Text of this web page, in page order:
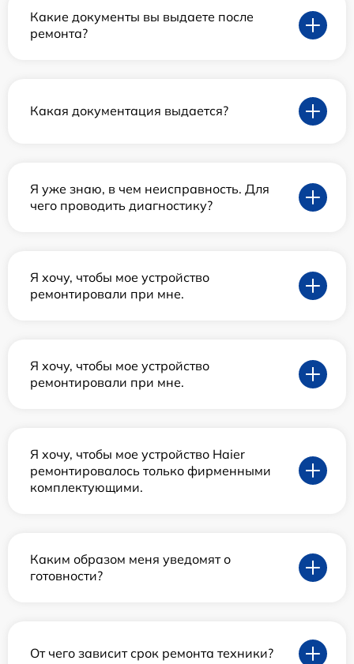
Какие документы вы выдаете после
ремонта?
Какая документация выдается?
Я уже знаю, в чем неисправность. Для
чего проводить диагностику?
Я хочу, чтобы мое устройство
ремонтировали при мне.
Я хочу, чтобы мое устройство
ремонтировали при мне.
Я хочу, чтобы мое устройство Haier
ремонтировалось только фирменными
комплектующими.
Каким образом меня уведомят о
готовности?
От чего зависит срок ремонта техники?